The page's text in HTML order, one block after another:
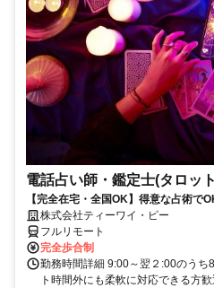
電話占い師・鑑定士(タロッ
【完全在宅・全国OK】得意な占術で
株式会社ティーワイ・ピー
フルリモート
完全歩合制
勤務時間詳細 9:00～翌２:00のうち
ト時間外にも柔軟に対応できる方歓